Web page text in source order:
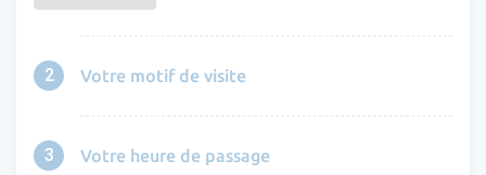
2 Votre motif de visite
3 Votre heure de passage